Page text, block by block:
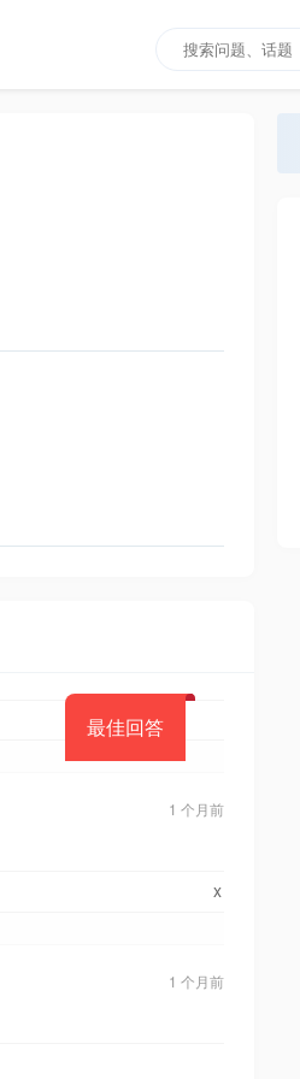
最佳回答
1 个月前
x
1 个月前